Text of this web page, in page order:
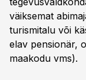
väiksemat
turismitalu või
elav pensionär,
maakodu vms).